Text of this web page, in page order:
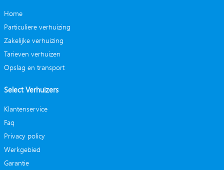
Home
Particuliere verhuizing
Zakelijke verhuizing
Tarieven verhuizen
Opslag en transport
Select Verhuizers
Klantenservice
Faq
Privacy policy
Werkgebied
Garantie